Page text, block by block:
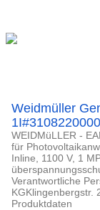
Weidmüller
1I#3108220000
WEIDMüLLER -
für
Inline, 1100 V, 1
Verantwortliche
KGKlingenbergstr.
Produktdaten